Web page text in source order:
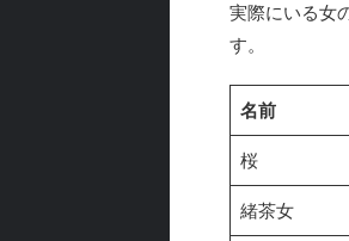
実際にいる女
す。
名前
桜
緒茶女